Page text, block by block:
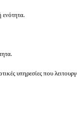
ενότητα.
υπηρεσίες που